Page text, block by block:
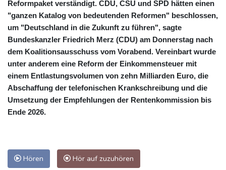
Reformpaket verständigt. CDU, CSU und SPD hätten einen
"ganzen Katalog von bedeutenden Reformen" beschlossen,
um "Deutschland in die Zukunft zu führen", sagte
Bundeskanzler Friedrich Merz (CDU) am Donnerstag nach
dem Koalitionsausschuss vom Vorabend. Vereinbart wurde
unter anderem eine Reform der Einkommensteuer mit
einem Entlastungsvolumen von zehn Milliarden Euro, die
Abschaffung der telefonischen Krankschreibung und die
Umsetzung der Empfehlungen der Rentenkommission bis
Ende 2026.
Hören Hör auf zuzuhören